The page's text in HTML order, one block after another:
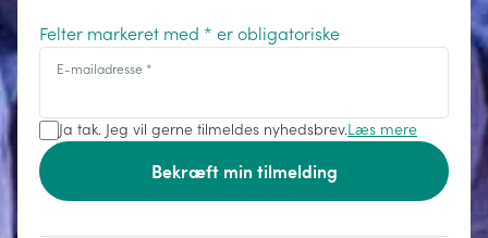
Felter markeret med * er obligatoriske
E-mailadresse *
Ja tak. Jeg vil gerne tilmeldes nyhedsbrev.Læs mere
Bekræft min tilmelding